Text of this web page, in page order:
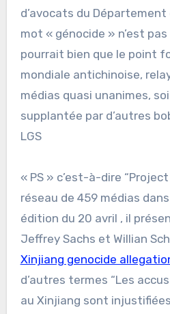
d’avocats du Département
mot « génocide » n’est
pourrait bien que le point
mondiale antichinoise,
médias quasi unanimes,
supplantée par d’autres
LGS
« PS » c’est-à-dire
réseau de 459 médias
édition du 20 avril , il
Jeffrey Sachs et Willian
Xinjiang genocide
d’autres termes “Les
au Xinjiang sont